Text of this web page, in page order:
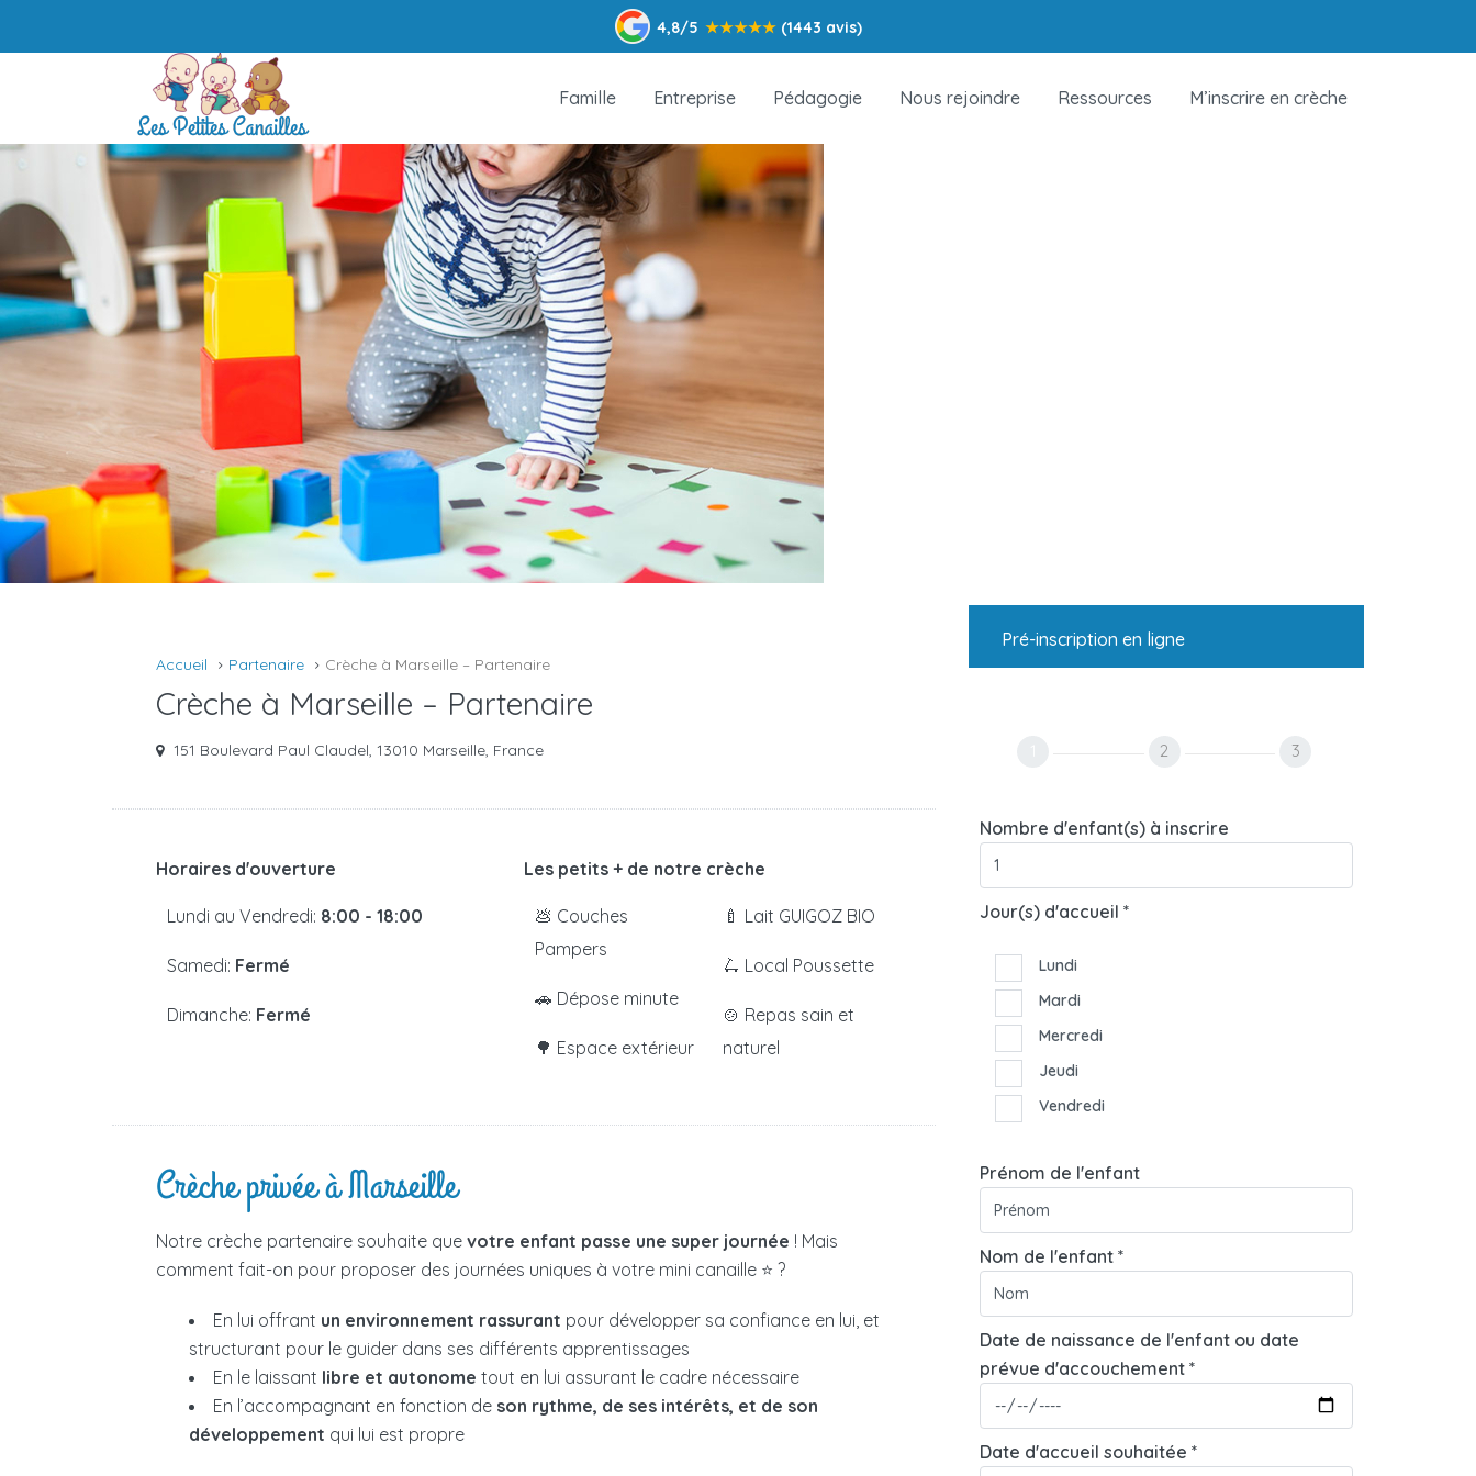
4,8/5 ★★★★★ (1443 avis)
Famille Entreprise Pédagogie Nous rejoindre Ressources M’inscrire en crèche
Accueil Partenaire Crèche à Marseille – Partenaire
Crèche à Marseille – Partenaire
151 Boulevard Paul Claudel, 13010 Marseille, France
Horaires d'ouverture
Lundi au Vendredi: 8:00 - 18:00
Samedi: Fermé
Dimanche: Fermé
Les petits + de notre crèche
💩 Couches
Pampers
🚗 Dépose minute
🌳 Espace extérieur
🍼 Lait GUIGOZ BIO
🛴 Local Poussette
🍲 Repas sain et
naturel
Crèche privée à Marseille
Notre crèche partenaire souhaite que votre enfant passe une super journée ! Mais
comment fait-on pour proposer des journées uniques à votre mini canaille ⭐ ?
En lui offrant un environnement rassurant pour développer sa confiance en lui, et
structurant pour le guider dans ses différents apprentissages
En le laissant libre et autonome tout en lui assurant le cadre nécessaire
En l’accompagnant en fonction de son rythme, de ses intérêts, et de son
développement qui lui est propre
Pré-inscription en ligne
2 3
Nombre d'enfant(s) à inscrire
Jour(s) d'accueil *
Lundi
Mardi
Mercredi
Jeudi
Vendredi
Prénom de l'enfant
Nom de l'enfant *
Date de naissance de l'enfant ou date
prévue d'accouchement *
Date d'accueil souhaitée *